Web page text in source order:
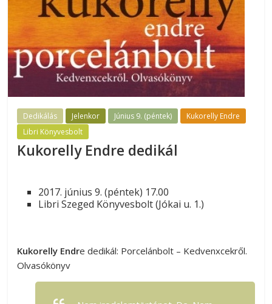
Dedikálás Jelenkor Június 9. (péntek)
Kukorelly Endre
Libri Könyvesbolt
Kukorelly Endre dedikál
2017. június 9. (péntek) 17.00
Libri Szeged Könyvesbolt (Jókai u. 1.)
Kukorelly Endre dedikál: Porcelánbolt – Kedvenxcekről.
Olvasókönyv